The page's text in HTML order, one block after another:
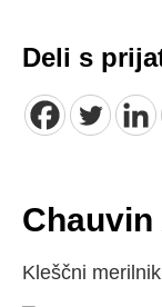
Deli s
Chauvin
Kleščni